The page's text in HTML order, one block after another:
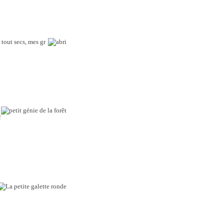
secs, mes gr